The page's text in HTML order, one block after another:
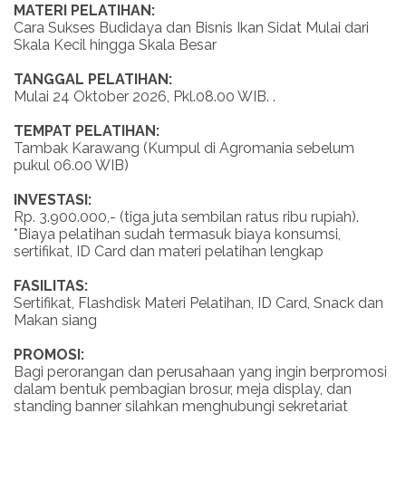
MATERI PELATIHAN:
Cara Sukses Budidaya dan Bisnis Ikan Sidat Mulai dari
Skala Kecil hingga Skala Besar
TANGGAL PELATIHAN:
Mulai 24 Oktober 2026, Pkl.08.00 WIB. .
TEMPAT PELATIHAN:
Tambak Karawang (Kumpul di Agromania sebelum
pukul 06.00 WIB)
INVESTASI:
Rp. 3.900.000,- (tiga juta sembilan ratus ribu rupiah).
*Biaya pelatihan sudah termasuk biaya konsumsi,
sertifikat, ID Card dan materi pelatihan lengkap
FASILITAS:
Sertifikat, Flashdisk Materi Pelatihan, ID Card, Snack dan
Makan siang
PROMOSI:
Bagi perorangan dan perusahaan yang ingin berpromosi
dalam bentuk pembagian brosur, meja display, dan
standing banner silahkan menghubungi sekretariat